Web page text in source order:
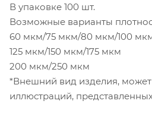
В упаковке 100 шт.
Возможные варианты
60 мкм/75 мкм/80 мкм/100
125 мкм/150 мкм/175 мкм
200 мкм/250 мкм
*Внешний вид изделия, может
иллюстраций,